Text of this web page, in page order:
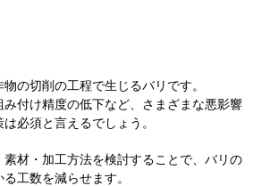
の切削の工程で生じるバリです。
み付け精度の低下など、さまざまな悪影響
必須と言えるでしょう。
材・加工方法を検討することで、バリの
工数を減らせます。